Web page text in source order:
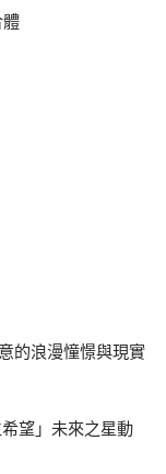
的浪漫憧憬與現實
望」未來之星動